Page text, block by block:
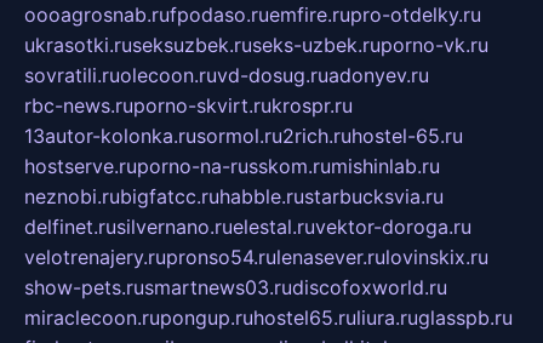
oooagrosnab.rufpodaso.ruemfire.rupro-otdelky.ru
ukrasotki.ruseksuzbek.ruseks-uzbek.ruporno-vk.ru
sovratili.ruolecoon.ruvd-dosug.ruadonyev.ru
rbc-news.ruporno-skvirt.rukrospr.ru
13autor-kolonka.rusormol.ru2rich.ruhostel-65.ru
hostserve.ruporno-na-russkom.rumishinlab.ru
neznobi.rubigfatcc.ruhabble.rustarbucksvia.ru
delfinet.rusilvernano.ruelestal.ruvektor-doroga.ru
velotrenajery.rupronso54.rulenasever.rulovinskix.ru
show-pets.rusmartnews03.rudiscofoxworld.ru
miraclecoon.rupongup.ruhostel65.ruliura.ruglasspb.ru